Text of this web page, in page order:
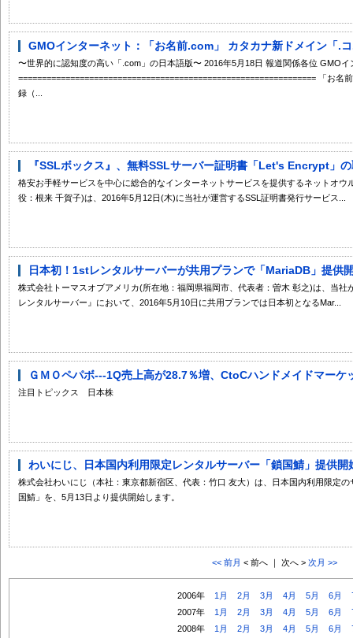
GMOインターネット：「お名前.com」 カタカナ新ドメイン「.
〜世界的に認知度の高い「.com」の日本語版〜 2016年5月18日 報道関係各位 GMO
=============================================================== 「お
録（...
『SSLボックス』、無料SSLサーバー証明書「Let's Encrypt」
格安お手軽サービスを中心に総合的なインターネットサービスを提供するネットオ
役：根来 千賀子)は、2016年5月12日(木)に当社が運営するSSL証明書発行サービス...
日本初！1stレンタルサーバーが共用プランで「MariaDB」提
株式会社トーマスオブアメリカ(所在地：福岡県福岡市、代表者：曽木 彰之)は、当
レンタルサーバー』において、2016年5月10日に共用プランでは日本初となるMar...
ＧＭＯペパボ---1Q売上高が28.7％増、CtoCハンドメイドマー
注目トピックス 日本株
わいにじ、日本国内利用限定レンタルサーバー「鎖国鯖」提供開
株式会社わいにじ（本社：東京都新宿区、代表：竹口 友大）は、日本国内利用限定
国鯖」を、5月13日より提供開始します。
<< 前月 < 前へ ｜ 次へ > 次月 >>
2006年 1月 2月 3月 4月 5月 6月
2007年
1月 2月 3月 4月 5月 6月
2008年
1月 2月 3月 4月 5月 6月